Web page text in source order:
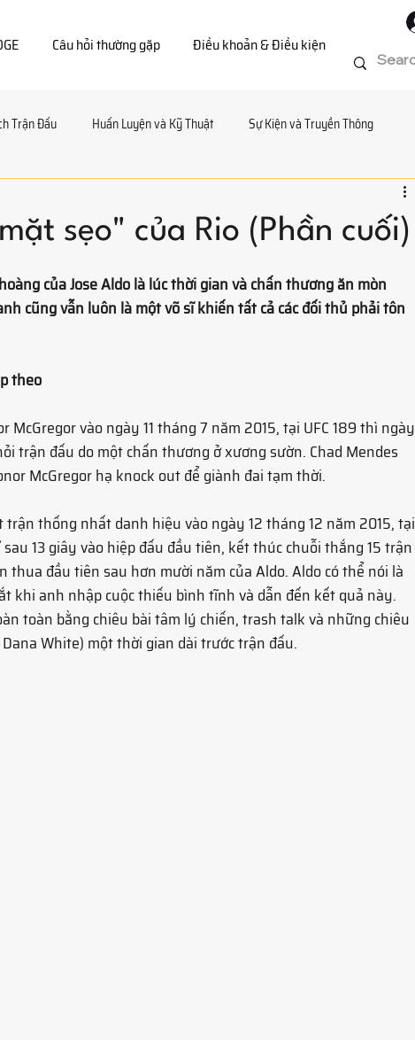
Câu hỏi thường gặp Điều khoản & Điều kiện
Trận Đấu Huấn Luyện và Kỹ Thuật Sự Kiện và Truyền Thông
sẹo" của Rio (Phần cuối)
của Jose Aldo là lúc thời gian và chấn thương ăn mòn
cũng vẫn luôn là một võ sĩ khiến tất cả các đối thủ phải tôn
theo
McGregor vào ngày 11 tháng 7 năm 2015, tại UFC 189 thì ngày
trận đấu do một chấn thương ở xương sườn. Chad Mendes
McGregor hạ knock out để giành đai tạm thời.
thống nhất danh hiệu vào ngày 12 tháng 12 năm 2015, tại
13 giây vào hiệp đấu đầu tiên, kết thúc chuỗi thắng 15 trận
thua đầu tiên sau hơn mười năm của Aldo. Aldo có thể nói là
khi anh nhập cuộc thiếu bình tĩnh và dẫn đến kết quả này.
toàn bằng chiêu bài tâm lý chiến, trash talk và những chiêu
White) một thời gian dài trước trận đấu.